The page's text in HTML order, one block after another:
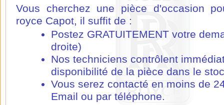
Vous cherchez une pièce d'occasion
royce Capot, il suffit de :
Postez GRATUITEMENT votre
droite)
Nos techniciens contrôlent
disponibilité de la pièce dans le
Vous serez contacté en moins de
Email ou par téléphone.